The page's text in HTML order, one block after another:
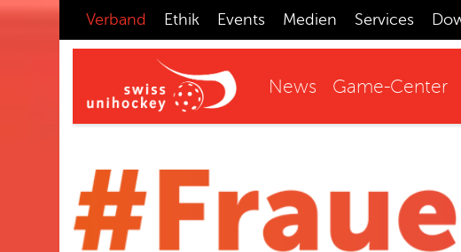
Verband Ethik Events Medien Services
News Game-Center